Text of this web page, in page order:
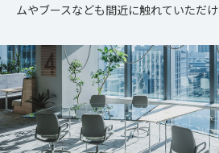
ムやブースなども間近に触れていただけ